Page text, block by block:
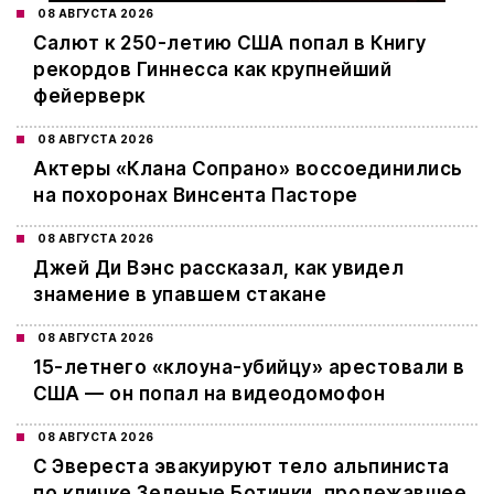
08 АВГУСТА 2026
Салют к 250-летию США попал в Книгу
рекордов Гиннесса как крупнейший
фейерверк
08 АВГУСТА 2026
Актеры «Клана Сопрано» воссоединились
на похоронах Винсента Пасторе
08 АВГУСТА 2026
Джей Ди Вэнс рассказал, как увидел
знамение в упавшем стакане
08 АВГУСТА 2026
15-летнего «клоуна-убийцу» арестовали в
США — он попал на видеодомофон
08 АВГУСТА 2026
С Эвереста эвакуируют тело альпиниста